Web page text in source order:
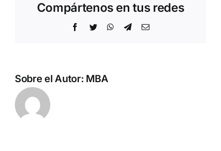
Compártenos en tus redes
Facebook
Twitter WhatsApp
TelegramCorreo
Sobre el Autor: MBA